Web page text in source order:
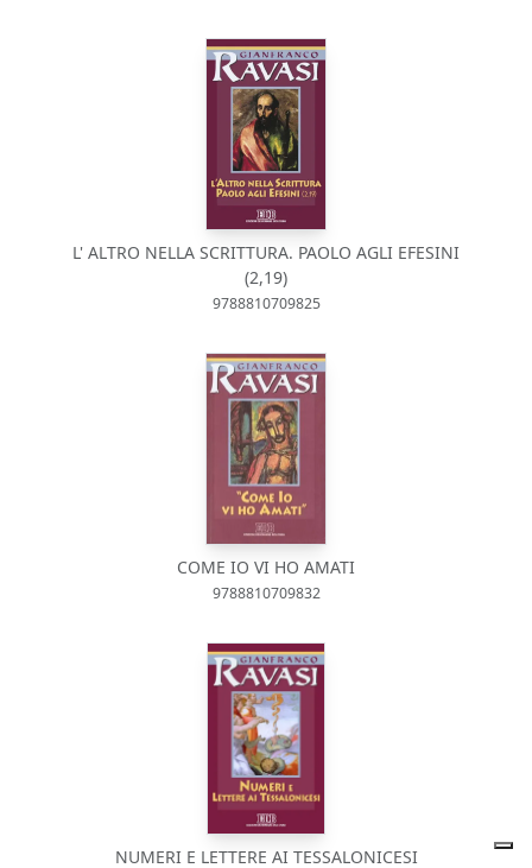
L' ALTRO NELLA SCRITTURA. PAOLO AGLI EFESINI
(2,19)
9788810709825
COME IO VI HO AMATI
9788810709832
NUMERI E LETTERE AI TESSALONICESI